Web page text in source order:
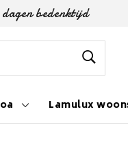
dagen bedenktijd
Lamulux